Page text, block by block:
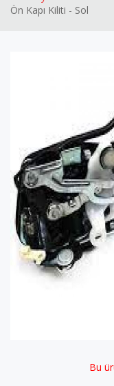
Ön Kapı Kiliti - Sol
Bu